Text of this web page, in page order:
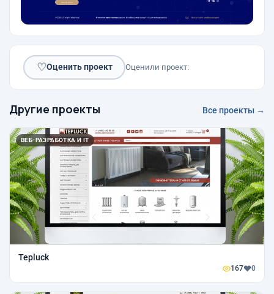
♡Оценить проект Оценили проект:
Другие проекты Все проекты →
ВЕБ-РАЗРАБОТКА И IT
Tepluck
167 0